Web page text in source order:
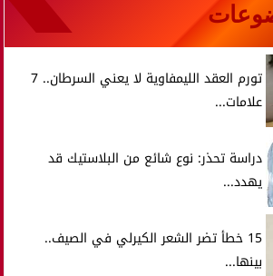
تورم العقد الليمفاوية لا يعني السرطان.. 7
علامات...
دراسة تحذر: نوع شائع من البلاستيك قد
يهدد...
15 خطأ تضر الشعر الكيرلي في الصيف..
بينها...